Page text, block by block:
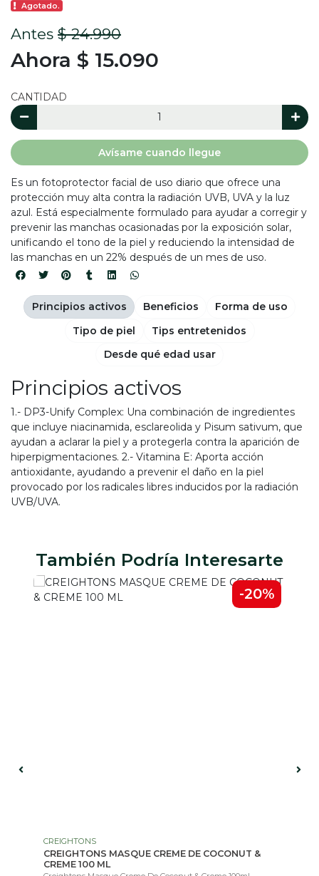
Agotado.
Antes $ 24.990
Ahora $ 15.090
CANTIDAD
Avísame cuando llegue
Es un fotoprotector facial de uso diario que ofrece una
protección muy alta contra la radiación UVB, UVA y la luz
azul. Está especialmente formulado para ayudar a corregir y
prevenir las manchas ocasionadas por la exposición solar,
unificando el tono de la piel y reduciendo la intensidad de
las manchas en un 22% después de un mes de uso.
Principios activos
1.- DP3-Unify Complex: Una combinación de ingredientes
que incluye niacinamida, esclareolida y Pisum sativum, que
ayudan a aclarar la piel y a protegerla contra la aparición de
hiperpigmentaciones. 2.- Vitamina E: Aporta acción
antioxidante, ayudando a prevenir el daño en la piel
provocado por los radicales libres inducidos por la radiación
UVB/UVA.
Principios activos Beneficios
Forma de uso
Tipo de piel
Tips entretenidos
Desde qué edad usar
También Podría Interesarte
-20%
CREIGHTONS
CREIGHTONS MASQUE CREME DE COCONUT &
CREME 100 ML